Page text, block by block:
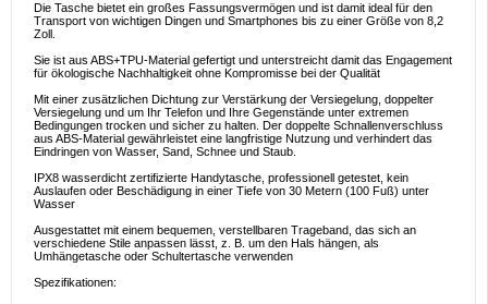
Die Tasche bietet ein großes Fassungsvermögen und ist damit ideal für den
Transport von wichtigen Dingen und Smartphones bis zu einer Größe von 8,2
Zoll.
Sie ist aus ABS+TPU-Material gefertigt und unterstreicht damit das Engagement
für ökologische Nachhaltigkeit ohne Kompromisse bei der Qualität
Mit einer zusätzlichen Dichtung zur Verstärkung der Versiegelung, doppelter
Versiegelung und um Ihr Telefon und Ihre Gegenstände unter extremen
Bedingungen trocken und sicher zu halten. Der doppelte Schnallenverschluss
aus ABS-Material gewährleistet eine langfristige Nutzung und verhindert das
Eindringen von Wasser, Sand, Schnee und Staub.
IPX8 wasserdicht zertifizierte Handytasche, professionell getestet, kein
Auslaufen oder Beschädigung in einer Tiefe von 30 Metern (100 Fuß) unter
Wasser
Ausgestattet mit einem bequemen, verstellbaren Trageband, das sich an
verschiedene Stile anpassen lässt, z. B. um den Hals hängen, als
Umhängetasche oder Schultertasche verwenden
Spezifikationen: